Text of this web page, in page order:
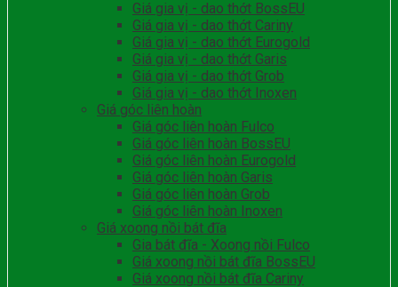
Giá gia vị - dao thớt BossEU
Giá gia vị - dao thớt Cariny
Giá gia vị - dao thớt Eurogold
Giá gia vị - dao thớt Garis
Giá gia vị - dao thớt Grob
Giá gia vị - dao thớt Inoxen
Giá góc liên hoàn
Giá góc liên hoàn Fulco
Giá góc liên hoàn BossEU
Giá góc liên hoàn Eurogold
Giá góc liên hoàn Garis
Giá góc liên hoàn Grob
Giá góc liên hoàn Inoxen
Giá xoong nồi bát đĩa
Gia bát đĩa - Xoong nồi Fulco
Giá xoong nồi bát đĩa BossEU
Giá xoong nồi bát đĩa Cariny